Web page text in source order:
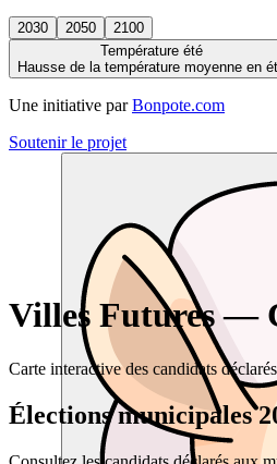
2030 2050
2100
Température été
Hausse de la température moyenne en
Une initiative par Bonpote.com
Soutenir le projet
Villes Futures —
Carte interactive des candidats
Élections municipales